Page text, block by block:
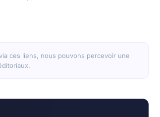
ces liens, nous pouvons percevoir une